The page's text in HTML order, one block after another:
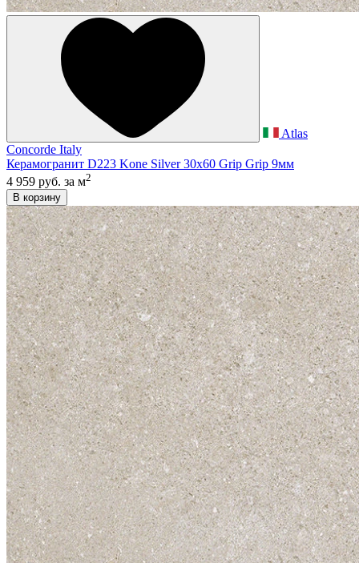
Atlas
Concorde Italy
Керамогранит D223 Kone Silver 30x60 Grip Grip 9мм
4 959 руб. за м2
В корзину